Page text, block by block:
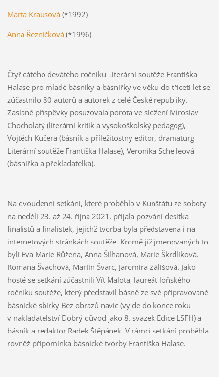
Marta Krausová(*1992)
Anna Řezníčková(*1996)
Čtyřicátého devátého ročníku Literární soutěže Františka
Halase pro mladé básníky a básnířky ve věku do třiceti let se
zúčastnilo 80 autorů a autorek z celé České republiky.
Zaslané příspěvky posuzovala porota ve složení Miroslav
Chocholatý (literární kritik a vysokoškolský pedagog),
Vojtěch Kučera (básník a příležitostný editor, dramaturg
Literární soutěže Františka Halase), Veronika Schelleová
(básnířka a překladatelka).
Na dvoudenní setkání, které proběhlo v Kunštátu ze soboty
na neděli 23. až 24. října 2021, přijala pozvání desítka
finalistů a finalistek, jejichž tvorba byla představena i na
internetových stránkách soutěže. Kromě již jmenovaných to
byli Eva Marie Růžena, Anna Šilhanová, Marie Škrdlíková,
Romana Švachová, Martin Švarc, Jaromíra Zálišová. Jako
hosté se setkání zúčastnili Vít Malota, laureát loňského
ročníku soutěže, který představil básně ze své připravované
básnické sbírky Bez obrazů navíc (vyjde do konce roku
v nakladatelství Dobrý důvod jako 8. svazek Edice LSFH) a
básník a redaktor Radek Štěpánek. V rámci setkání proběhla
rovněž připomínka básnické tvorby Františka Halase.